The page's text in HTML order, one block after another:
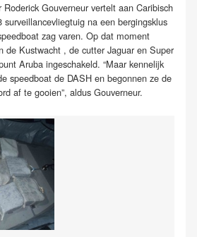
Roderick Gouverneur vertelt aan Caribisch
surveillancevliegtuig na een bergingsklus
zag varen. Op dat moment
de Kustwacht , de cutter Jaguar en Super
Aruba ingeschakeld. “Maar kennelijk
speedboat de DASH en begonnen ze de
af te gooien”, aldus Gouverneur.